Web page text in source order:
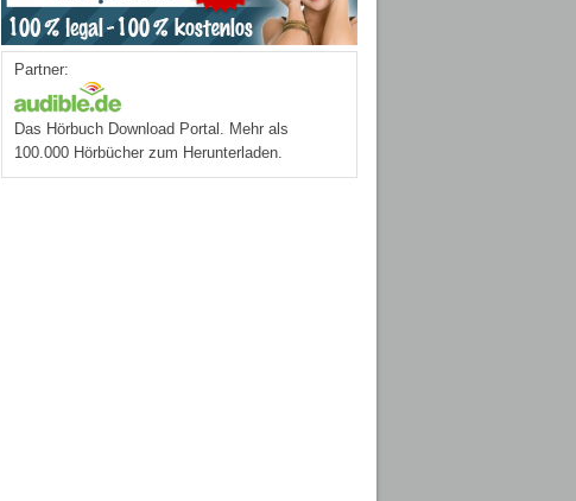
Partner:
Das Hörbuch Download Portal. Mehr als
100.000 Hörbücher zum Herunterladen.